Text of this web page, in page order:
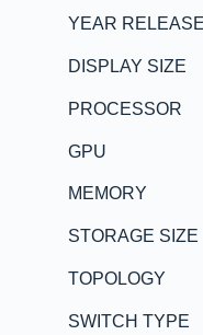
YEAR
DISPLAY SIZE
PROCESSOR
GPU
MEMORY
STORAGE SIZE
TOPOLOGY
SWITCH TYPE